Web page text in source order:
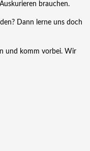
brauchen.
Dann lerne uns doch
und komm vorbei. Wir